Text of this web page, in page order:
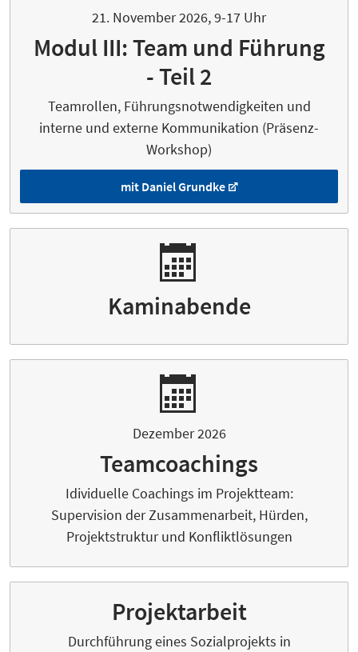
21. November 2026, 9-17 Uhr
Modul III: Team und Führung
- Teil 2
Teamrollen, Führungsnotwendigkeiten und
interne und externe Kommunikation (Präsenz-
Workshop)
mit Daniel Grundke
Kaminabende
Dezember 2026
Teamcoachings
Idividuelle Coachings im Projektteam:
Supervision der Zusammenarbeit, Hürden,
Projektstruktur und Konfliktlösungen
Projektarbeit
Durchführung eines Sozialprojekts in